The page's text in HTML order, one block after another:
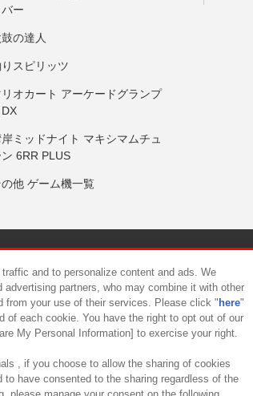
ー
の達人
スピリッツ
リオカート アーケードグランプ
DX
ミッドナイト マキシマムチュ
ン 6RR PLUS
の他 ゲーム機一覧
供について カスタマーハラスメント対応方針
and to personalize content and ads. We
partners, who may combine it with other
from your use of their services. Please click " here"
of each cookie. You have the right to opt out of our
My Personal Information] to exercise your right.
, if you choose to allow the sharing of cookies
have consented to the sharing regardless of the